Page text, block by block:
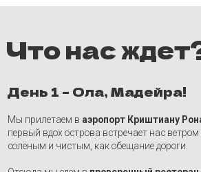
выбрать блюдо, чтобы начало путешествия было
мягким вхождением в новый ритм.
А потом — супермаркет за нужными мелочами, и
первые ключи, первые окна, и тот тихий момент,
— мы уже здесь.
спокойным теплом, которое так быстро делает
незнакомое — близким.